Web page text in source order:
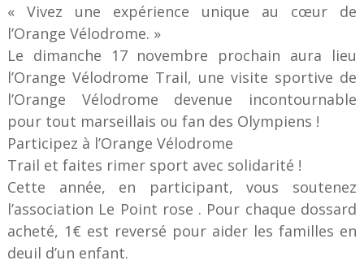
« Vivez une expérience unique au cœur de
l’Orange Vélodrome. »
Le dimanche 17 novembre prochain aura lieu
l’Orange Vélodrome Trail, une visite sportive de
l’Orange Vélodrome devenue incontournable
pour tout marseillais ou fan des Olympiens !
Participez à l’Orange Vélodrome
Trail et faites rimer sport avec solidarité !
Cette année, en participant, vous soutenez
l’association Le Point rose . Pour chaque dossard
acheté, 1€ est reversé pour aider les familles en
deuil d’un enfant.